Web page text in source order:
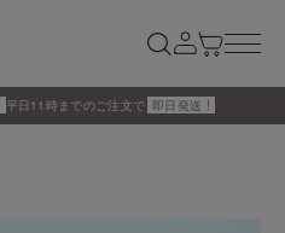
平日11時までのご注文で 即日発送 !